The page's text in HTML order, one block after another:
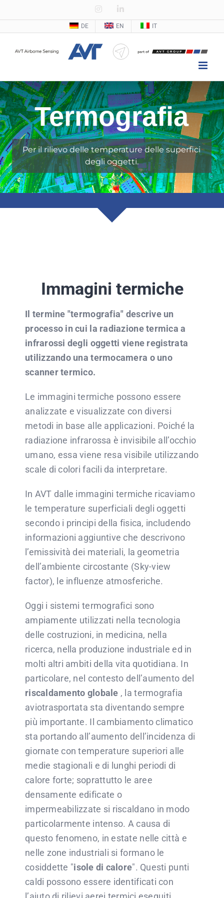
Inhalt
springen
InstagramLinkedIn
DE EN IT
Termografia
Per il rilievo delle temperature delle superfici
degli oggetti.
Immagini termiche
Il termine "termografia" descrive un
processo in cui la radiazione termica a
infrarossi degli oggetti viene registrata
utilizzando una termocamera o uno
scanner termico.
Le immagini termiche possono essere
analizzate e visualizzate con diversi
metodi in base alle applicazioni. Poiché la
radiazione infrarossa è invisibile all’occhio
umano, essa viene resa visibile utilizzando
scale di colori facili da interpretare.
In AVT dalle immagini termiche ricaviamo
le temperature superficiali degli oggetti
secondo i principi della fisica, includendo
informazioni aggiuntive che descrivono
l’emissività dei materiali, la geometria
dell’ambiente circostante (Sky-view
factor), le influenze atmosferiche.
Oggi i sistemi termografici sono
ampiamente utilizzati nella tecnologia
delle costruzioni, in medicina, nella
ricerca, nella produzione industriale ed in
molti altri ambiti della vita quotidiana. In
particolare, nel contesto dell’aumento del
riscaldamento globale , la termografia
aviotrasportata sta diventando sempre
più importante. Il cambiamento climatico
sta portando all’aumento dell’incidenza di
giornate con temperature superiori alle
medie stagionali e di lunghi periodi di
calore forte; soprattutto le aree
densamente edificate o
impermeabilizzate si riscaldano in modo
particolarmente intenso. A causa di
questo fenomeno, in estate nelle città e
nelle zone industriali si formano le
cosiddette "isole di calore". Questi punti
caldi possono essere identificati con